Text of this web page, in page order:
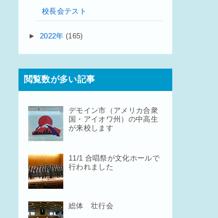
校長会テスト
► 2022年 (165)
閲覧数が多い記事
デモイン市（アメリカ合衆
国・アイオワ州）の中高生
が来校します
11/1 合唱祭が文化ホールで
行われました
総体 壮行会